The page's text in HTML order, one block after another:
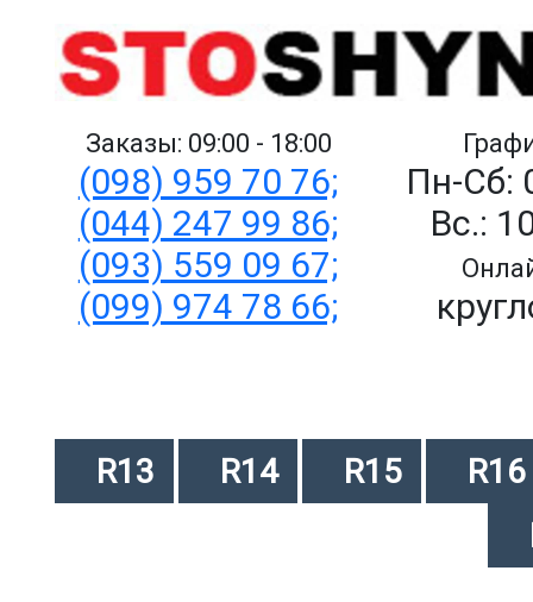
Заказы: 09:00 - 18:00
(098) 959 70 76;
(044) 247 99 86;
(093) 559 09 67;
(099) 974 78 66;
Пн-Сб:
Вс.:
R13 R14 R15
R16